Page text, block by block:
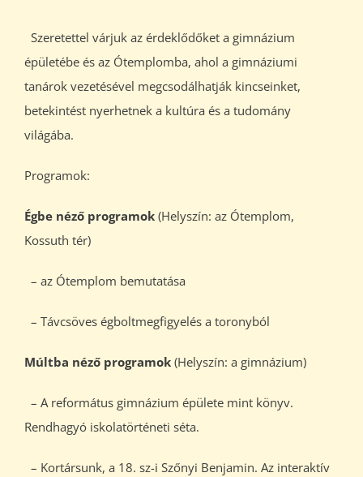
Szeretettel várjuk az érdeklődőket a gimnázium
épületébe és az Ótemplomba, ahol a gimnáziumi
tanárok vezetésével megcsodálhatják kincseinket,
betekintést nyerhetnek a kultúra és a tudomány
világába.
Programok:
Égbe néző programok (Helyszín: az Ótemplom,
Kossuth tér)
– az Ótemplom bemutatása
– Távcsöves égboltmegfigyelés a toronyból
Múltba néző programok (Helyszín: a gimnázium)
– A református gimnázium épülete mint könyv.
Rendhagyó iskolatörténeti séta.
– Kortársunk, a 18. sz-i Szőnyi Benjamin. Az interaktív